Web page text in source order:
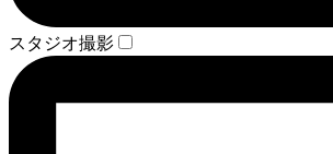
スタジオ撮影